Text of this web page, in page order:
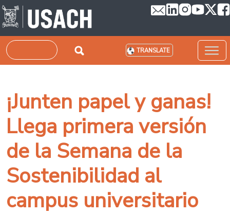
Skip to main content
Search TRANSLATE
¡Junten papel y ganas!
Llega primera versión
de la Semana de la
Sostenibilidad al
campus universitario